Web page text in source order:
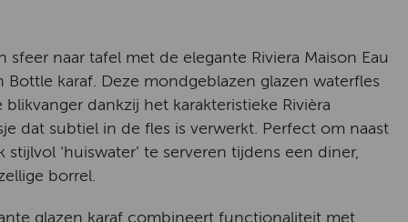
sfeer naar tafel met de elegante Riviera Maison Eau
Bottle karaf. Deze mondgeblazen glazen waterfles
dankzij het karakteristieke Rivièra
dat subtiel in de fles is verwerkt. Perfect om naast
stijlvol ‘huiswater’ te serveren tijdens een diner,
borrel.
glazen karaf combineert functionaliteit met